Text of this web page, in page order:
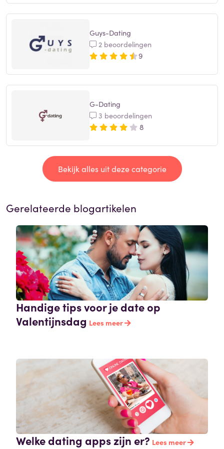
Guys-Dating
2 beoordelingen
9
G-Dating
3 beoordelingen
8
Bekijk alles uit deze categorie
Gerelateerde blogartikelen
Handige tips voor je date op
Valentijnsdag Lees meer
Welke dating apps zijn er? Lees meer